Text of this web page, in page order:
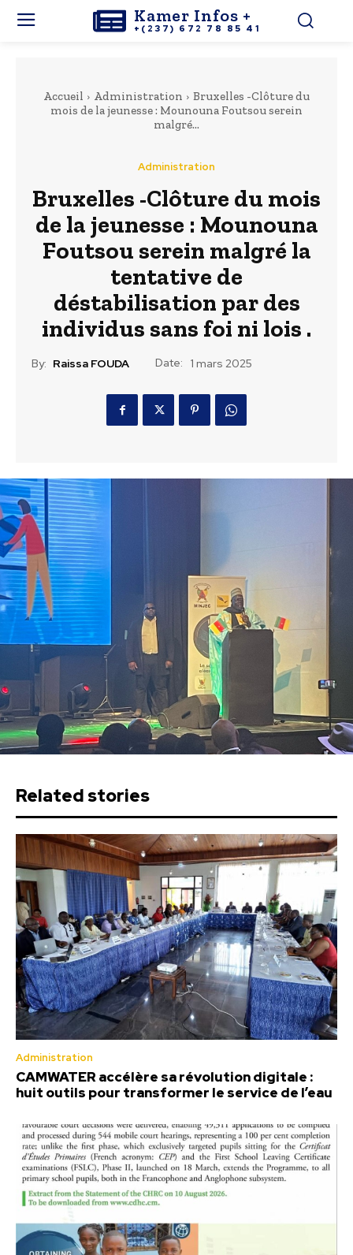
Kamer Infos +
+(237) 672 78 85 41
Accueil Administration
Bruxelles -Clôture du
mois de la jeunesse : Mounouna Foutsou serein
malgré...
Administration
Bruxelles -Clôture du mois
de la jeunesse : Mounouna
Foutsou serein malgré la
tentative de
déstabilisation par des
individus sans foi ni lois .
By: Raissa FOUDA Date: 1 mars 2025
Related stories
Administration
CAMWATER accélère sa révolution digitale :
huit outils pour transformer le service de l’eau